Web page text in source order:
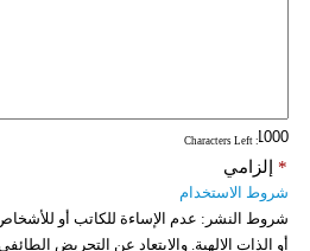
: Characters Left
إلزامي *
شروط الاستخدام
شروط النشر: عدم الإساءة للكاتب أو
أو الذات الالهية. والابتعاد عن التحريض